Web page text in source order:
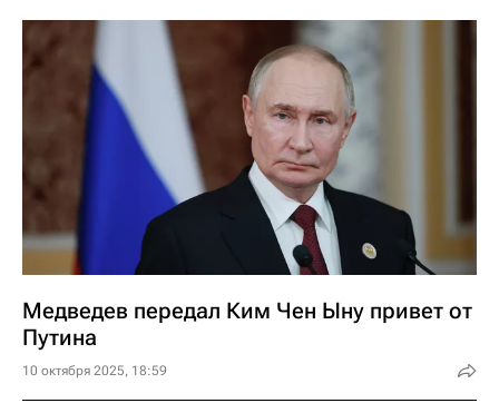
Медведев передал Ким Чен Ыну привет от
Путина
10 октября 2025, 18:59